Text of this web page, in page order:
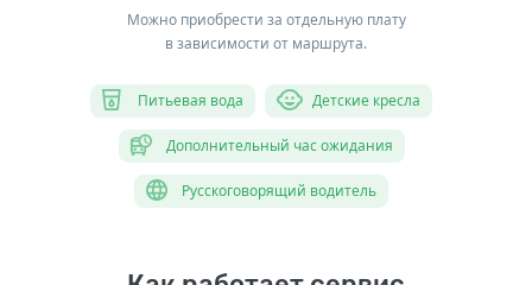
Можно приобрести за отдельную плату
в зависимости от маршрута.
Питьевая вода Детские кресла
Дополнительный час ожидания
Русскоговорящий водитель